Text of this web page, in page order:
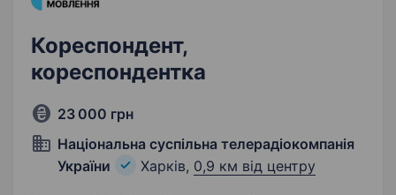
Кореспондент,
кореспондентка
23 000 грн
Національна суспільна телерадіокомпанія
України
Харків, 0,9 км від центру